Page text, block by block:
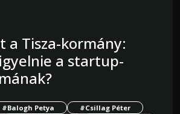
a Tisza-kormány:
a startup-
#Balogh Petya
#Csillag Péter